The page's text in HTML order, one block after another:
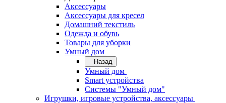
Аксессуары
Аксессуары для кресел
Домашний текстиль
Одежда и обувь
Товары для уборки
Умный дом
Назад
Умный дом
Smart устройства
Системы "Умный дом"
Игрушки, игровые устройства, аксессуары